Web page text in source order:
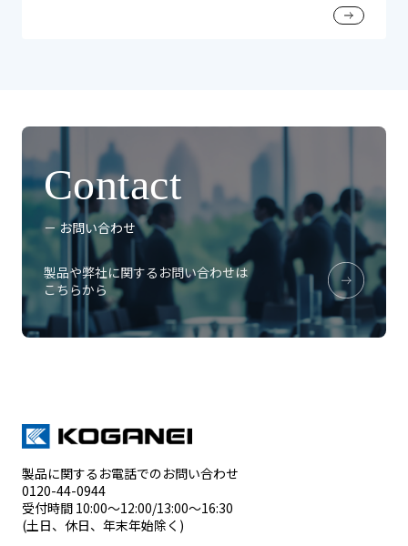
Contact
－ お問い合わせ
製品や弊社に関するお問い合わせは
こちらから
製品に関するお電話でのお問い合わせ
0120-44-0944
受付時間 10:00～12:00/13:00～16:30
(土日、休日、年末年始除く)